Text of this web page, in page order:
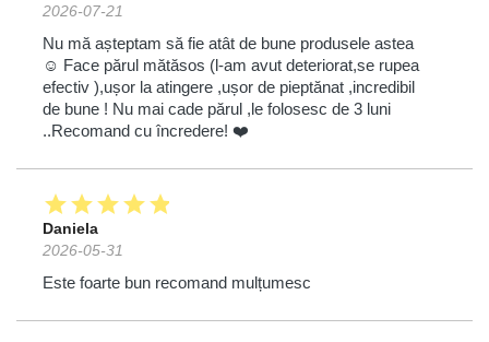
2026-07-21
Nu mă așteptam să fie atât de bune produsele astea
☺️ Face părul mătăsos (l-am avut deteriorat,se rupea
efectiv ),ușor la atingere ,ușor de pieptănat ,incredibil
de bune ! Nu mai cade părul ,le folosesc de 3 luni
..Recomand cu încredere! ❤️
starstarstarstarstar
Daniela
2026-05-31
Este foarte bun recomand mulțumesc